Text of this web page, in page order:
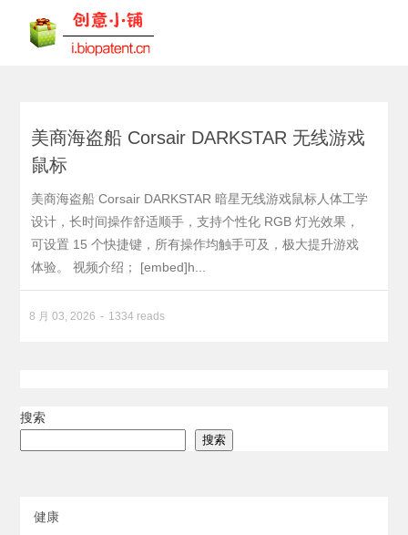
美商海盗船 Corsair DARKSTAR 无线游戏
鼠标
美商海盗船 Corsair DARKSTAR 暗星无线游戏鼠标人体工学
设计，长时间操作舒适顺手，支持个性化 RGB 灯光效果，
可设置 15 个快捷键，所有操作均触手可及，极大提升游戏
体验。 视频介绍； [embed]h...
8 月 03, 2026 1334 reads
搜索
搜索
健康